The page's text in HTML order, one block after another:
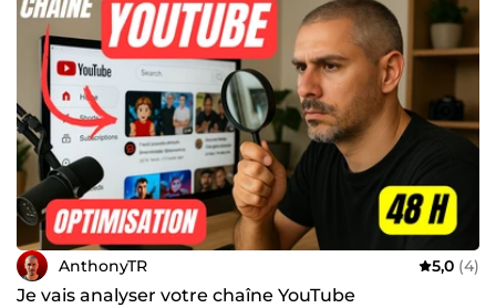
AnthonyTR 5,0 (4)
Je vais analyser votre chaîne YouTube